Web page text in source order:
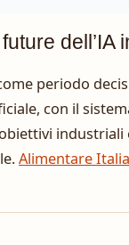
dell’IA
periodo
con il
industriali
Alimentare